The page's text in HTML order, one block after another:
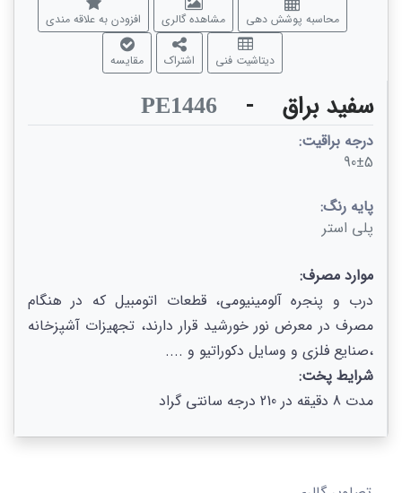
محاسبه پوشش دهی مشاهده گالری افزودن به علاقه مندی
دیتاشیت فنی اشتراک مقایسه
سفید براق -
PE1446
درجه براقیت:
90±5
پایه رنگ:
پلی استر
موارد مصرف:
درب و پنجره آلومینیومی، قطعات اتومبیل كه در هنگام
مصرف در معرض نور خورشید قرار دارند، تجهیزات آشپزخانه
،صنایع فلزی و وسایل دکوراتیو و ....
شرایط پخت:
مدت 8 دقیقه در 210 درجه سانتی گراد